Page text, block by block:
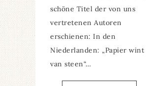
schöne Titel der von uns
vertretenen Autoren
erschienen: In den
Niederlanden: „Papier wint
van steen“…